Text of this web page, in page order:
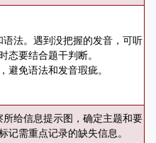
法。遇到没把握的发音，可听
态要结合题干判断。
避免语法和发音瑕疵。
给信息提示图，确定主题和要
记需重点记录的缺失信息。